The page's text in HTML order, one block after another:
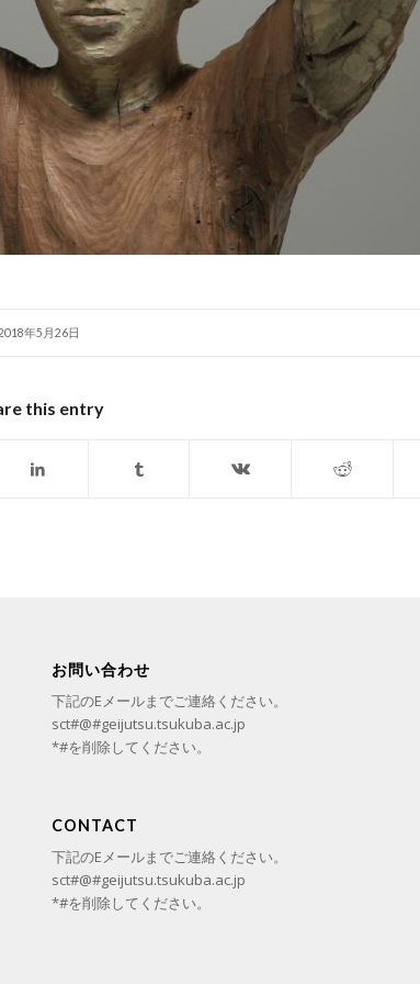
年5月26日
this entry
お問い合わせ
下記のEメールまでご連絡ください。
sct#@#geijutsu.tsukuba.ac.jp
*#を削除してください。
CONTACT
下記のEメールまでご連絡ください。
sct#@#geijutsu.tsukuba.ac.jp
*#を削除してください。